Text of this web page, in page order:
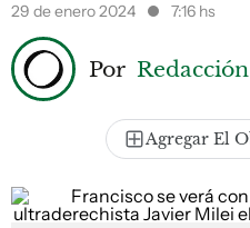
29 de enero 2024
7:16 hs
Por Redacción
Agregar El